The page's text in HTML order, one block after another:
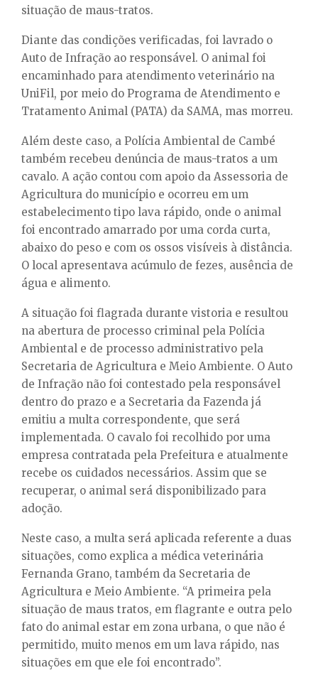
situação de maus-tratos.
Diante das condições verificadas, foi lavrado o
Auto de Infração ao responsável. O animal foi
encaminhado para atendimento veterinário na
UniFil, por meio do Programa de Atendimento e
Tratamento Animal (PATA) da SAMA, mas morreu.
Além deste caso, a Polícia Ambiental de Cambé
também recebeu denúncia de maus-tratos a um
cavalo. A ação contou com apoio da Assessoria de
Agricultura do município e ocorreu em um
estabelecimento tipo lava rápido, onde o animal
foi encontrado amarrado por uma corda curta,
abaixo do peso e com os ossos visíveis à distância.
O local apresentava acúmulo de fezes, ausência de
água e alimento.
A situação foi flagrada durante vistoria e resultou
na abertura de processo criminal pela Polícia
Ambiental e de processo administrativo pela
Secretaria de Agricultura e Meio Ambiente. O Auto
de Infração não foi contestado pela responsável
dentro do prazo e a Secretaria da Fazenda já
emitiu a multa correspondente, que será
implementada. O cavalo foi recolhido por uma
empresa contratada pela Prefeitura e atualmente
recebe os cuidados necessários. Assim que se
recuperar, o animal será disponibilizado para
adoção.
Neste caso, a multa será aplicada referente a duas
situações, como explica a médica veterinária
Fernanda Grano, também da Secretaria de
Agricultura e Meio Ambiente. “A primeira pela
situação de maus tratos, em flagrante e outra pelo
fato do animal estar em zona urbana, o que não é
permitido, muito menos em um lava rápido, nas
situações em que ele foi encontrado”.